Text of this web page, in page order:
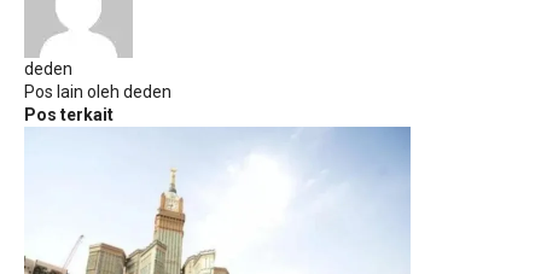
deden
Pos lain oleh deden
Pos terkait